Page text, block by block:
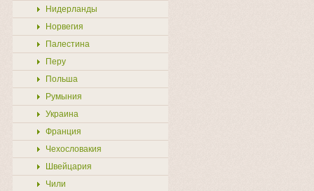
Нидерланды
Норвегия
Палестина
Перу
Польша
Румыния
Украина
Франция
Чехословакия
Швейцария
Чили